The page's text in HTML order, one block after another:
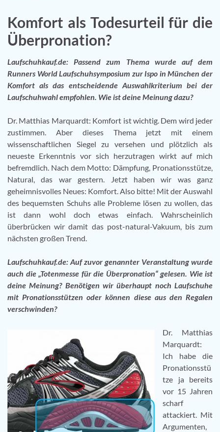
Komfort als Todesurteil für die
Überpronation?
Laufschuhkauf.de: Passend zum Thema wurde auf dem
Runners World Laufschuhsymposium zur Ispo in München der
Komfort als das entscheidende Auswahlkriterium bei der
Laufschuhwahl empfohlen. Wie ist deine Meinung dazu?
Dr. Matthias Marquardt: Komfort ist wichtig. Dem wird jeder
zustimmen. Aber dieses Thema jetzt mit einem
wissenschaftlichen Siegel zu versehen und plötzlich als
neueste Erkenntnis vor sich herzutragen wirkt auf mich
befremdlich. Nach dem Motto: Dämpfung, Pronationsstütze,
Natural, das war gestern. Jetzt haben wir was ganz
geheimnisvolles Neues: Komfort. Also bitte! Mit der Auswahl
des bequemsten Schuhs alle Probleme lösen zu wollen, das
ist dann wohl doch etwas einfach. Wahrscheinlich
überbrücken wir damit das post-natural-Vakuum, bis zum
nächsten großen Trend.
Laufschuhkauf.de: Auf zuvor genannter Veranstaltung wurde
auch die „Totenmesse für die Überpronation“ gelesen. Wie ist
deine Meinung? Benötigen wir überhaupt noch Laufschuhe
mit Pronationsstützen oder können diese aus den Regalen
verschwinden?
Dr. Matthias
Marquardt:
Ich habe die
Pronationsstü
tze ja bereits
vor 15 Jahren
scharf
attackiert. Mit
Argumenten,